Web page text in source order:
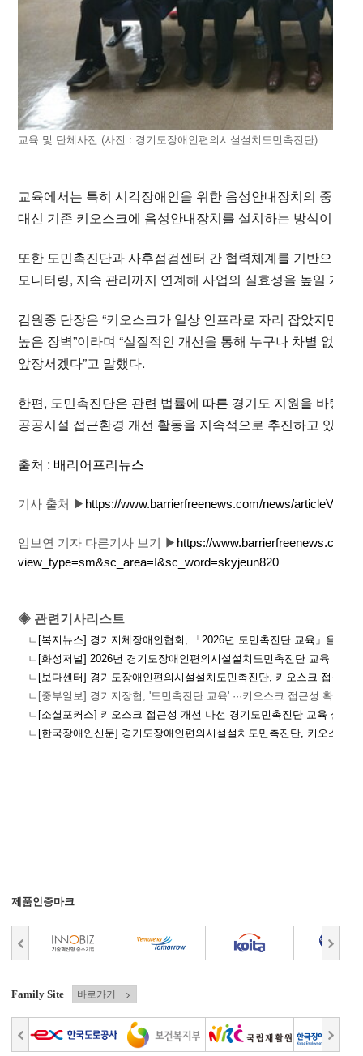
교육 및 단체사진 (사진 : 경기도장애인편의시설설치도민촉진단)
교육에서는 특히 시각장애인을 위한 음성안내장치의 중요
대신 기존 키오스크에 음성안내장치를 설치하는 방식이 현
또한 도민촉진단과 사후점검센터 간 협력체계를 기반으로
모니터링, 지속 관리까지 연계해 사업의 실효성을 높일 계획
김원종 단장은 “키오스크가 일상 인프라로 자리 잡았지만
높은 장벽”이라며 “실질적인 개선을 통해 누구나 차별 없이
앞장서겠다”고 말했다.
한편, 도민촉진단은 관련 법률에 따른 경기도 지원을 바탕
공공시설 접근환경 개선 활동을 지속적으로 추진하고 있다.
출처 : 배리어프리뉴스
기사 출처 ▶ https://www.barrierfreenews.com/news/
임보연 기자 다른기사 보기 ▶ https://www.barrierfreenews.com/
view_type=sm&sc_area=I&sc_word=skyjeun820
◈ 관련기사리스트
ㄴ [복지뉴스] 경기지체장애인협회, 「2026년 도민촉진단 교육」을 실시
ㄴ [화성저널] 2026년 경기도장애인편의시설설치도민촉진단 교육 진행
ㄴ [보다센터] 경기도장애인편의시설설치도민촉진단, 키오스크 접근성
ㄴ[중부일보] 경기지장협, '도민촉진단 교육' ···키오스크 접근성 확보
ㄴ [소셜포커스] 키오스크 접근성 개선 나선 경기도민촉진단 교육 실시
ㄴ [한국장애인신문] 경기도장애인편의시설설치도민촉진단, 키오스크
제품인증마크
Family Site 바로가기